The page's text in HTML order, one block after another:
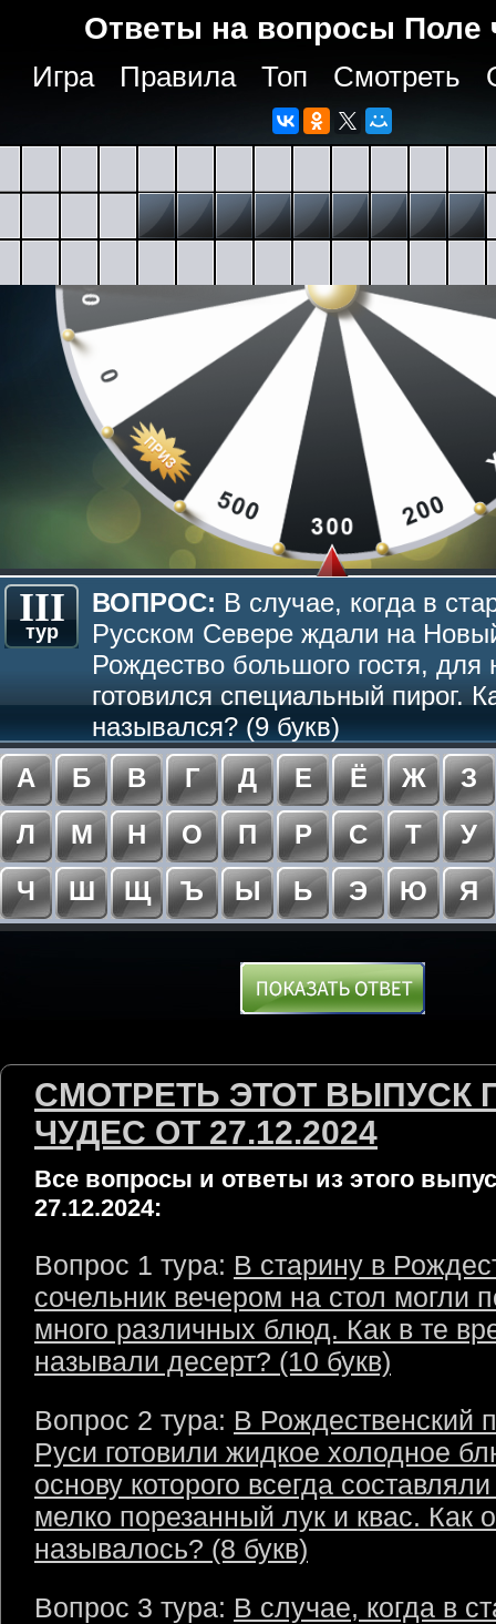
Ответы на вопросы Поле
Игра Правила Топ Смотреть
III
тур
ВОПРОС: В случае, когда в
Русском Севере ждали на
Рождество большого гостя, для
готовился специальный пирог.
назывался? (9 букв)
А
Б В Г Д Е Ё Ж
З
Л
М Н О П Р С Т
У
Ч
Ш Щ Ъ Ы Ь Э Ю Я
СМОТРЕТЬ ЭТОТ ВЫПУСК
ЧУДЕС ОТ 27.12.2024
Все вопросы и ответы из этого
27.12.2024:
Вопрос 1 тура: В старину в
сочельник вечером на стол могли
много различных блюд. Как в те
называли десерт? (10 букв)
Вопрос 2 тура: В Рождественский
Руси готовили жидкое холодное
основу которого всегда
мелко порезанный лук и квас. Как
называлось? (8 букв)
Вопрос 3 тура: В случае, когда в